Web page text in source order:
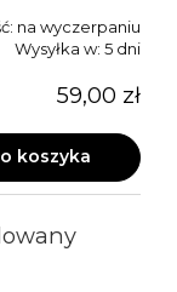
na wyczerpaniu
Wysyłka w: 5 dni
59,00 zł
koszyka